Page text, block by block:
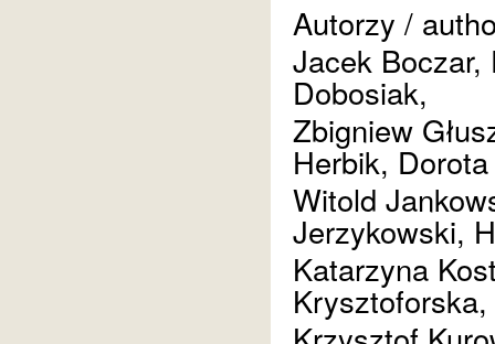
Autorzy /
Jacek
Dobosiak,
Zbigniew
Herbik,
Witold
Jerzykowski,
Katarzyna
Krysztoforska,